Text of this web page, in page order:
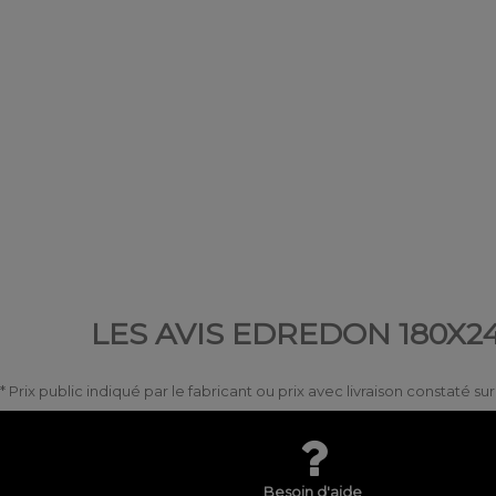
LES AVIS EDREDON
* Prix public indiqué par le fabricant ou prix avec livraison constaté
Besoin d'aide